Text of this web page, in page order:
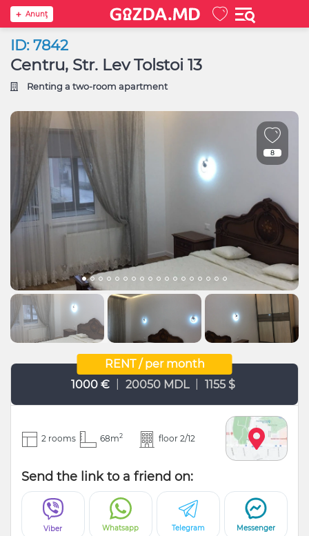
Anunţ
ID: 7842
Centru, Str. Lev Tolstoi 13
Renting a two-room apartment
8
RENT / per month
1000 €
20050 MDL 1155 $
2 rooms 68m2 floor 2/12
Send the link to a friend on:
Viber Whatsapp Telegram Messenger